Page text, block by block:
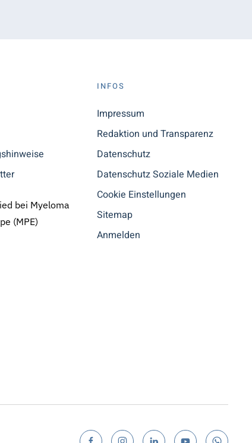
bei Myeloma
(MPE)
INFOS
Impressum
Redaktion und Transparenz
Datenschutz
Datenschutz Soziale Medien
Cookie Einstellungen
Sitemap
Anmelden